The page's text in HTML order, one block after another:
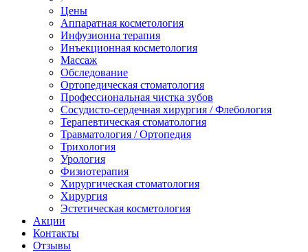
Цены
Аппаратная косметология
Инфузионна терапия
Инъекционная косметология
Массаж
Обследование
Ортопедическая стоматология
Профессиональная чистка зубов
Сосудисто-сердечная хирургия / Флебология
Терапевтическая стоматология
Травматология / Ортопедия
Трихология
Урология
Физиотерапия
Хирургическая стоматология
Хирургия
Эстетическая косметология
Акции
Контакты
Отзывы